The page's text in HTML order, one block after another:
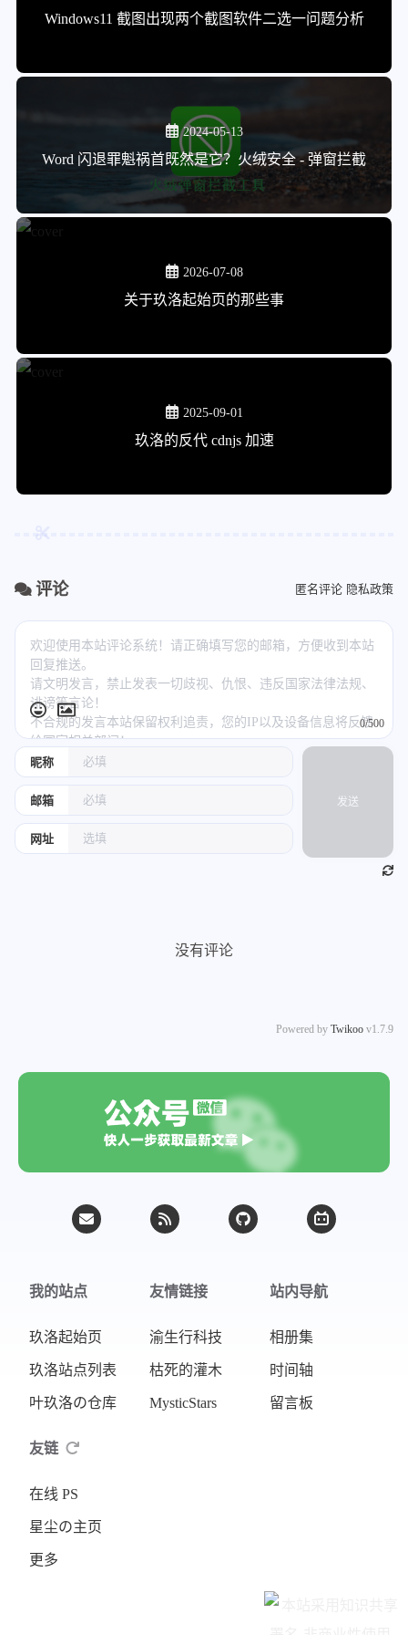
Windows11 截图出现两个截图软件二选一问题分析
2024-05-13
Word 闪退罪魁祸首既然是它？火绒安全 - 弹窗拦截
2026-07-08
关于玖洛起始页的那些事
2025-09-01
玖洛的反代 cdnjs 加速
评论 匿名评论 隐私政策
昵称
邮箱
网址
0/500
发送
没有评论
Powered by Twikoo v1.7.9
我的站点
玖洛起始页
玖洛站点列表
叶玖洛の仓库
友情链接
渝生行科技
枯死的灌木
MysticStars
站内导航
相册集
时间轴
留言板
友链
在线 PS
星尘の主页
更多